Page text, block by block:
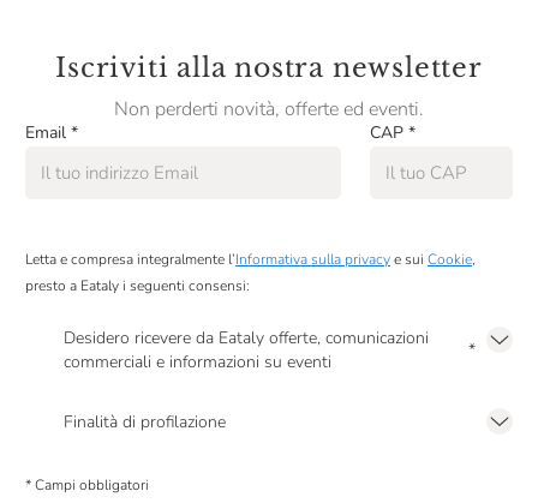
Iscriviti alla nostra newsletter
Non perderti novità, offerte ed eventi.
Email * CAP *
Letta e compresa integralmente l’Informativa sulla privacye sui Cookie,
presto a Eataly i seguenti consensi:
Desidero ricevere da Eataly offerte, comunicazioni
commerciali e informazioni su eventi
*
Finalità di profilazione
comunicazioni commerciali personalizzate, in caso di consenso prestato ai
* Campi obbligatori